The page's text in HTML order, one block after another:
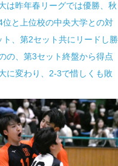
は昨年春リーグでは優勝、秋
位と上位校の中央大学との対
ト、第2セット共にリードし勝
の、第3セット終盤から得点
に変わり、2-3で惜しくも敗